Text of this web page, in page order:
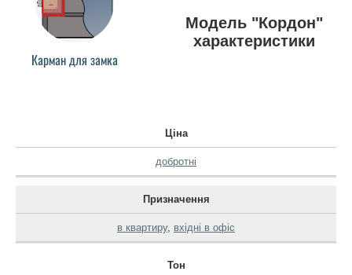
Карман для замка
Модель "Кордон"
характеристики
Ціна
добротні
Призначення
в квартиру, вхідні в офіс
Тон